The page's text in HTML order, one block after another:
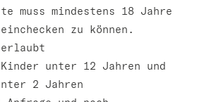
muss mindestens 18 Jahre
zu können.
unter 12 Jahren und
2 Jahren